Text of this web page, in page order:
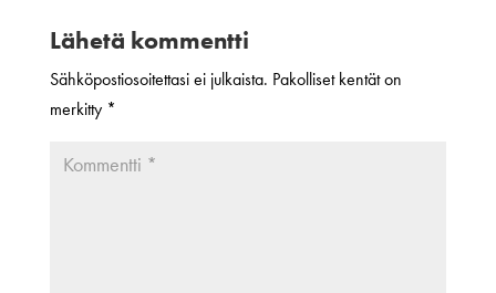
Lähetä kommentti
Sähköpostiosoitettasi ei julkaista. Pakolliset kentät on
merkitty *